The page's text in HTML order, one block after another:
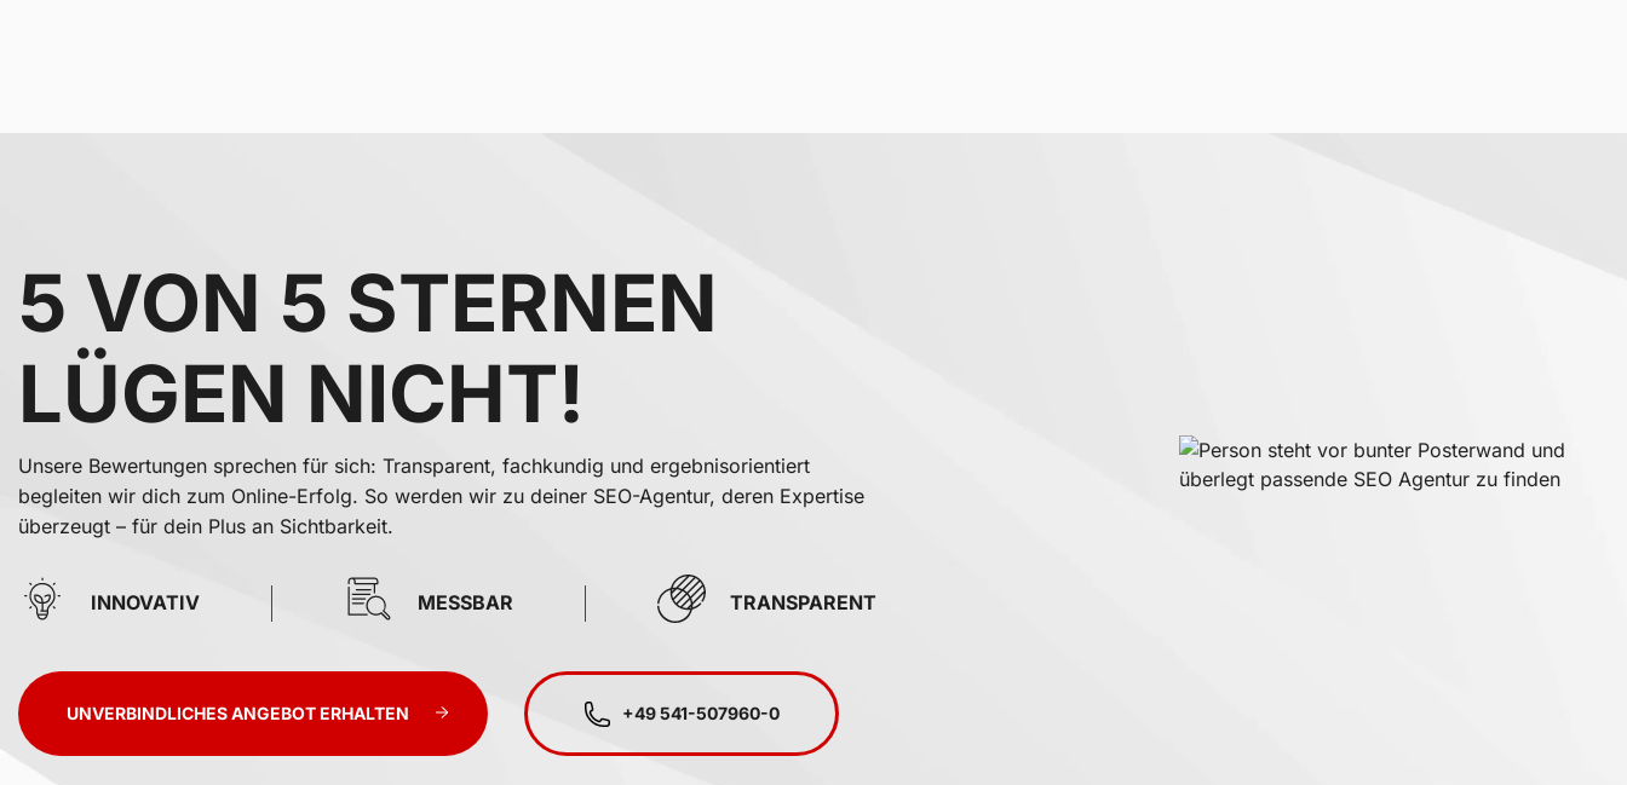
5 VON 5 STERNEN
LÜGEN NICHT!
Unsere Bewertungen sprechen für sich: Transparent, fachkundig und ergebnisorientiert
begleiten wir dich zum Online-Erfolg. So werden wir zu deiner SEO-Agentur, deren Expertise
überzeugt – für dein Plus an Sichtbarkeit.
INNOVATIV MESSBAR TRANSPARENT
UNVERBINDLICHES ANGEBOT ERHALTEN +49 541-507960-0